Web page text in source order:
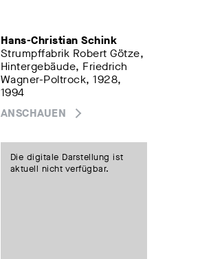
Hans-Christian Schink
Strumpffabrik Robert Götze,
Hintergebäude, Friedrich
Wagner-Poltrock, 1928,
1994
ANSCHAUEN
Die digitale Darstellung ist
aktuell nicht verfügbar.